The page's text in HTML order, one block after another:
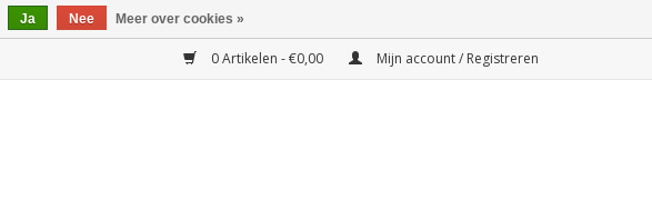
0 Artikelen - €0,00 Mijn account / Registreren
Ja Nee Meer over cookies »